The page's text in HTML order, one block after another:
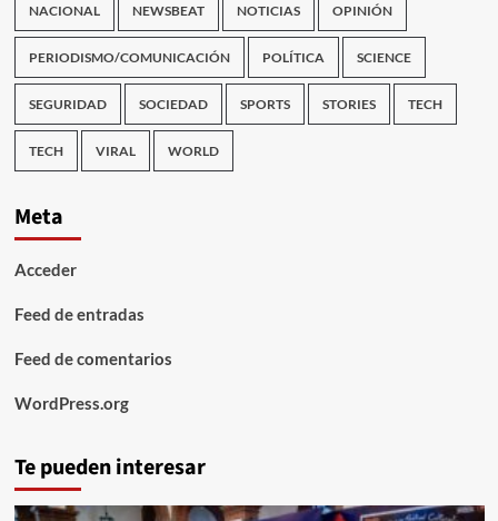
NACIONAL NEWSBEAT NOTICIAS OPINIÓN
PERIODISMO/COMUNICACIÓN POLÍTICA SCIENCE
SEGURIDAD SOCIEDAD SPORTS STORIES TECH
TECH VIRAL WORLD
Meta
Acceder
Feed de entradas
Feed de comentarios
WordPress.org
Te pueden interesar